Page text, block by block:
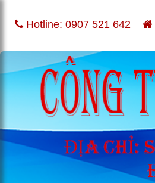
Hotline: 0907 521 642